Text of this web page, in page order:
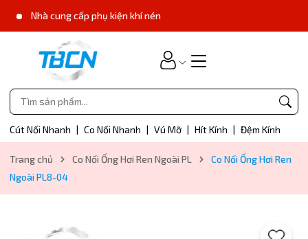
Nhà cung cấp phụ kiện khí nén
Cút Nối Nhanh | Co Nối Nhanh | Vú Mỡ | Hít Kính | Đệm Kính
Trang chủ Co Nối Ống Hơi Ren Ngoài PL
Co Nối Ống Hơi Ren
Ngoài PL8-04